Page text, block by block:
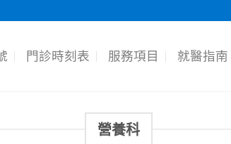
門診時刻表 服務項目 就醫指南
營養科